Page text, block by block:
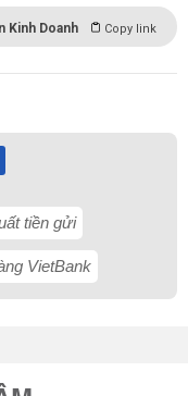
Kinh Doanh Copy link
tiền gửi
VietBank